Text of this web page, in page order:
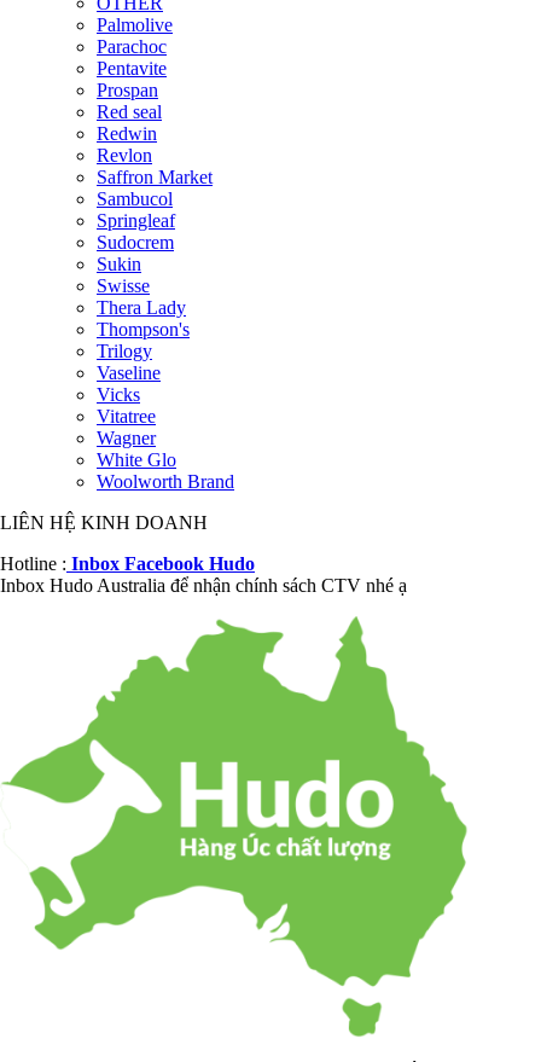
Palmolive
Parachoc
Pentavite
Prospan
Red seal
Redwin
Revlon
Saffron Market
Sambucol
Springleaf
Sudocrem
Sukin
Swisse
Thera Lady
Thompson's
Trilogy
Vaseline
Vicks
Vitatree
Wagner
White Glo
Woolworth Brand
LIÊN HỆ KINH DOANH
Hotline : Inbox Facebook Hudo
Inbox Hudo Australia để nhận chính sách CTV nhé ạ